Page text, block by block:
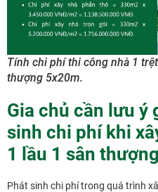
Tính chi phí thi công nhà 1
thượng 5x20m.
Gia chủ cần lưu ý
sinh chi phí khi
1 lầu 1 sân thượng
Phát sinh chi phí trong quá trình